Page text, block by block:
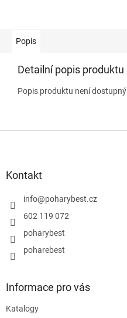
Popis
Detailní popis produktu
Popis produktu není dostupný
Kontakt
info@poharybest.cz
602 119 072
poharybest
poharebest
Informace pro vás
Katalogy